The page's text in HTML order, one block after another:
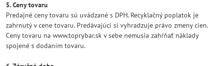
5. Ceny tovaru
Predajné ceny tovaru sú uvádzané s DPH. Recyklačný poplatok je
zahrnutý v cene tovaru. Predávajúci si vyhradzuje právo zmeny cien.
Ceny tovaru na www.toprybar.sk v sebe nemusia zahŕňať náklady
spojené s dodaním tovaru.